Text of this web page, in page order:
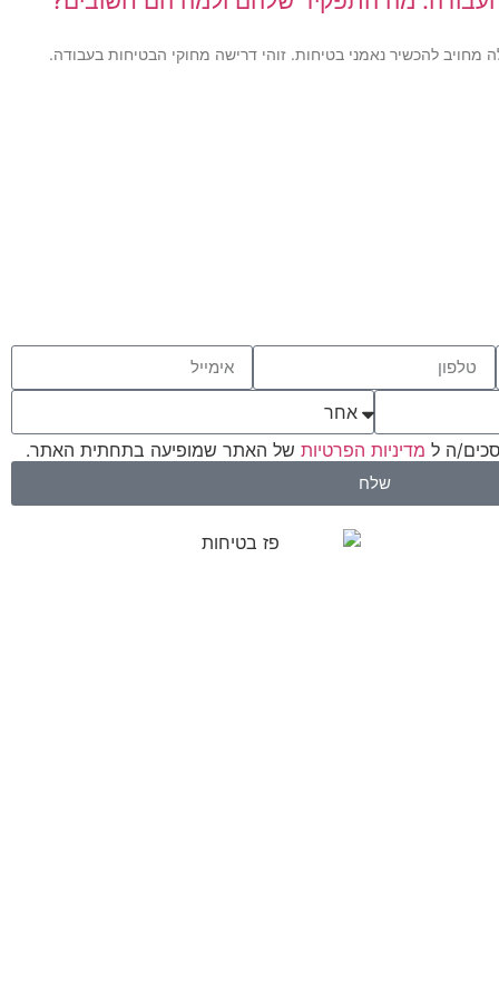
עובדים ומעלה מחויב להכשיר נאמני בטיחות. זוהי דרישה מחוקי הבטיחות בעבודה.
ה ל מדיניות הפרטיות של האתר שמופיעה בתחתית האתר.
שלח